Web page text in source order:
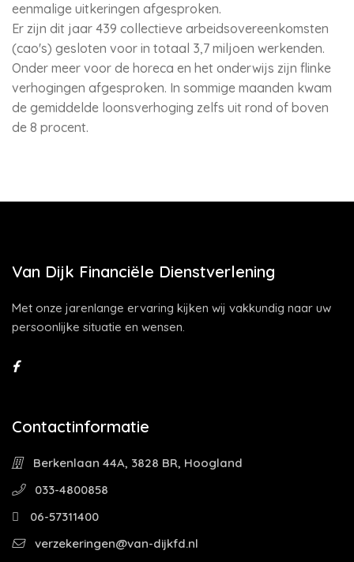
eenmalige uitkeringen afgesproken.
Er zijn dit jaar 439 collectieve arbeidsovereenkomsten
(cao's) gesloten voor in totaal 3,7 miljoen werkenden.
Onder meer voor de horeca en het onderwijs zijn flinke
verhogingen afgesproken. In sommige maanden kwam
de gemiddelde loonsverhoging zelfs uit rond of boven
de 8 procent.
Van Dijk Financiële Dienstverlening
Met onze jarenlange ervaring kijken wij vakkundig naar uw
persoonlijke situatie en wensen.
Contactinformatie
Berkenlaan 44A, 3828 BR, Hoogland
033-4800858
06-57311400
verzekeringen@van-dijkfd.nl